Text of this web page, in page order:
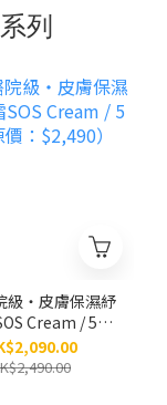
列
級‧皮膚保濕紓
Cream / 5盒
價：$2,490）